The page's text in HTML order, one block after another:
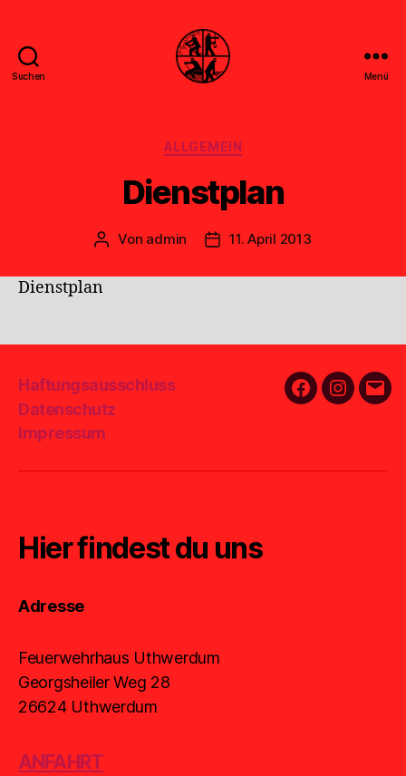
Suchen Menü
Kategorien
ALLGEMEIN
Dienstplan
Beitragsautor
Von admin Veröffentlichungsdatum
11. April 2013
Dienstplan
Haftungsausschluss
Datenschutz
Impressum
FacebookE-
Hier findest du uns
Adresse
Feuerwehrhaus Uthwerdum
Georgsheiler Weg 28
26624 Uthwerdum
ANFAHRT